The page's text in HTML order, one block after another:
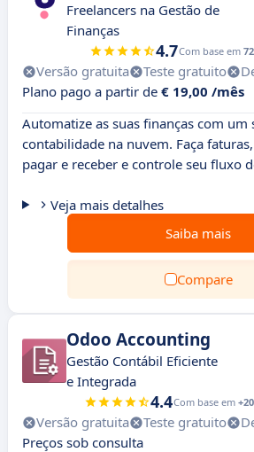
Freelancers na Gestão de
Finanças
4.7Com base em
Versão gratuita Teste gratuito
Plano pago a partir de € 19,00 /mês
Automatize as suas finanças com um
contabilidade na nuvem. Faça
pagar e receber e controle seu fluxo
Veja mais detalhes
Saiba mais
Compare
Odoo Accounting
Gestão Contábil Eficiente
e Integrada
4.4Com base em
Versão gratuita Teste gratuito
Preços sob consulta